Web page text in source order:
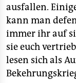
ausfallen.
kann man
immer ihr auf
sie euch
lesen sich als